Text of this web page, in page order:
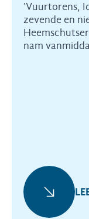
'Vuurtorens,
zevende en
nam